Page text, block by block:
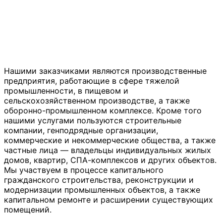
Нашими заказчиками являются производственные
предприятия, работающие в сфере тяжелой
промышленности, в пищевом и
сельскохозяйственном производстве, а также
оборонно-промышленном комплексе. Кроме того
нашими услугами пользуются строительные
компании, генподрядные организации,
коммерческие и некоммерческие общества, а также
частные лица — владельцы индивидуальных жилых
домов, квартир, СПА-комплексов и других объектов.
Мы участвуем в процессе капитального
гражданского строительства, реконструкции и
модернизации промышленных объектов, а также
капитальном ремонте и расширении существующих
помещений.